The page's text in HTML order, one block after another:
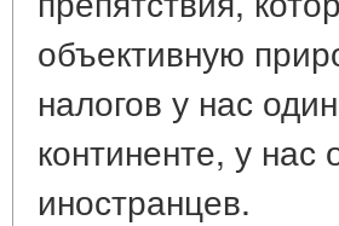
объективную
налогов у нас
континенте, у нас
иностранцев.